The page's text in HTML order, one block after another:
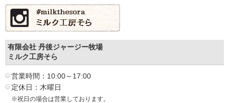
有限会社 丹後ジャージー牧場
ミルク工房そら
営業時間：10:00～17:00
定休日：木曜日
※祝日の場合は営業しております。